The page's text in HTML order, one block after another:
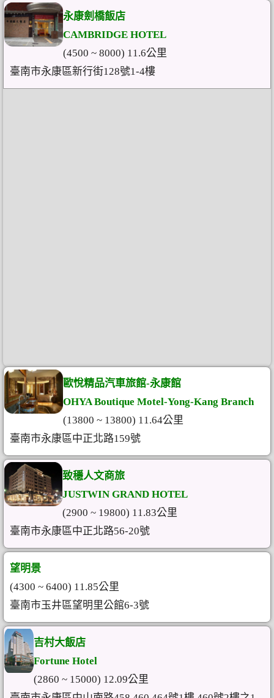
永康劍橋飯店
CAMBRIDGE HOTEL
(4500 ~ 8000) 11.6公里
臺南市永康區新行街128號1-4樓
歐悅精品汽車旅館-永康館
OHYA Boutique Motel-Yong-Kang Branch
(13800 ~ 13800) 11.64公里
臺南市永康區中正北路159號
致穩人文商旅
JUSTWIN GRAND HOTEL
(2900 ~ 19800) 11.83公里
臺南市永康區中正北路56-20號
望明景
(4300 ~ 6400) 11.85公里
臺南市玉井區望明里公館6-3號
吉村大飯店
Fortune Hotel
(2860 ~ 15000) 12.09公里